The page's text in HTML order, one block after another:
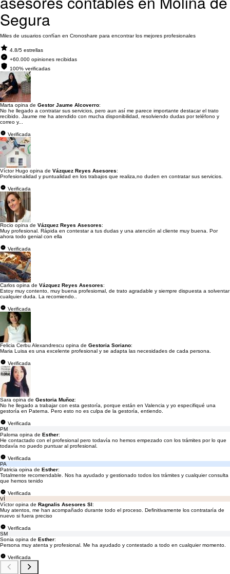
Segura
Miles de usuarios confían en Cronoshare para encontrar los mejores profesionales
4.8/5 estrellas
+60.000 opiniones recibidas
100% verificadas
Marta opina de Gestor Jaume Alcoverro:
No he llegado a contratar sus servicios, pero aun así me parece importante destacar el trato
recibido. Jaume me ha atendido con mucha disponibilidad, resolviendo dudas por teléfono y
correo y...
Verificada
Víctor Hugo opina de Vázquez Reyes Asesores:
Profesionalidad y puntualidad en los trabajos que realiza,no duden en contratar sus servicios.
Verificada
Rocio opina de Vázquez Reyes Asesores:
Muy profesional. Rápida en contestar a tus dudas y una atención al cliente muy buena. Por
ahora todo genial con ella
Verificada
Carlos opina de Vázquez Reyes Asesores:
Estoy muy contento, muy buena profesiomal, de trato agradable y siempre dispuesta a solventar
cualquier duda. La recomiendo..
Verificada
Felicia Cerbu Alexandrescu opina de Gestoria Soriano:
Maria Luisa es una excelente profesional y se adapta las necesidades de cada persona.
Verificada
Sara opina de Gestoria Muñoz:
No he llegado a trabajar con esta gestoría, porque están en Valencia y yo especifiqué una
gestoría en Paterna. Pero esto no es culpa de la gestoría, entiendo.
Verificada
PM
Paloma opina de Esther:
He contactado con el profesional pero todavía no hemos empezado con los trámites por lo que
todavía no puedo puntuar al profesional.
Verificada
PA
Patricia opina de Esther:
Totalmente recomendable. Nos ha ayudado y gestionado todos los trámites y cualquier consulta
que hemos tenido
Verificada
VÍ
Víctor opina de Ragnalis Asesores Sl:
Muy atentos, me han acompañado durante todo el proceso. Definitivamente los contrataría de
nuevo si fuera preciso
Verificada
SM
Sonia opina de Esther:
Persona muy atenta y profesional. Me ha ayudado y contestado a todo en cualquier momento.
Verificada